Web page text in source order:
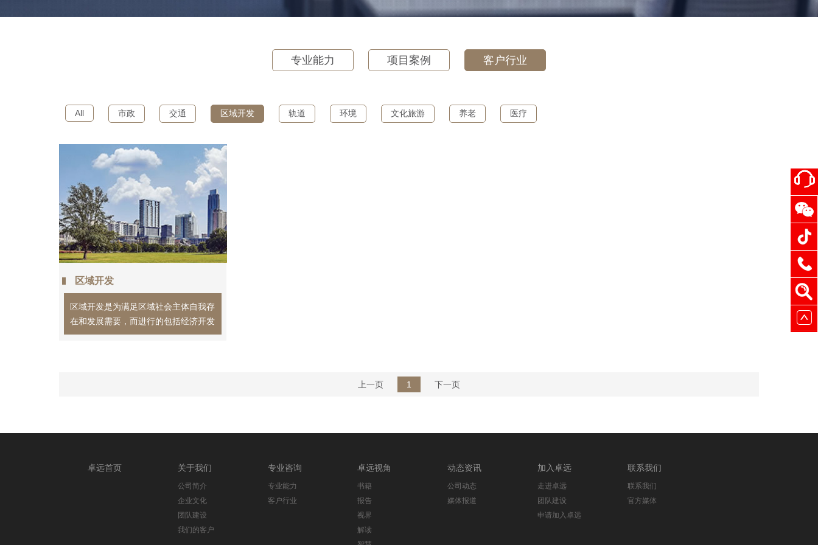
专业能力 项目案例 客户行业
All 市政 交通 区域开发 轨道 环境 文化旅游 养老 医疗
区域开发
区域开发是为满足区域社会主体自我存
在和发展需要，而进行的包括经济开发
上一页 1 下一页
卓远首页 关于我们
公司简介
企业文化
团队建设
我们的客户
专业咨询
专业能力
客户行业
卓远视角
书籍
报告
视界
解读
动态资讯
公司动态
媒体报道
加入卓远
走进卓远
团队建设
申请加入卓远
联系我们
联系我们
官方媒体